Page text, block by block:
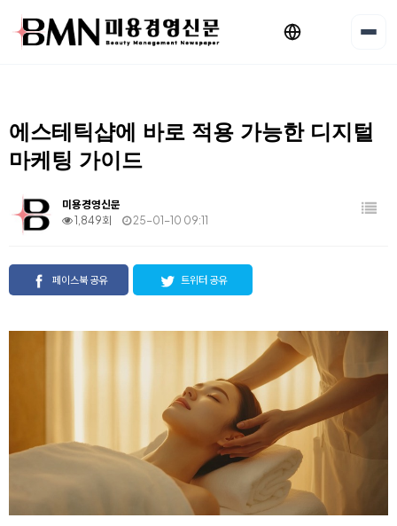
에스테틱샵에 바로 적용 가능한 디지털
마케팅 가이드
미용경영신문
1,849회
25-01-10 09:11
페이스북 공유 트위터 공유